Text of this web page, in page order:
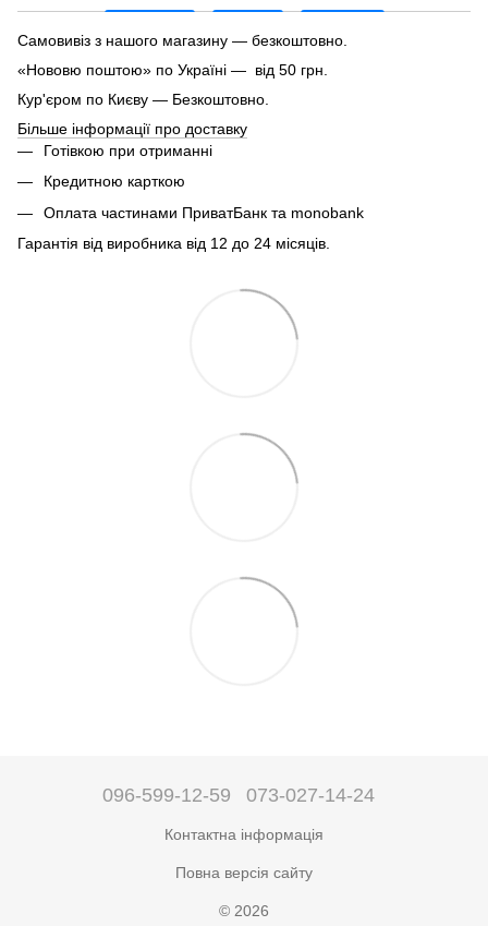
Самовивіз з нашого магазину — безкоштовно.
«Нововю поштою» по Україні — від 50 грн.
Кур'єром по Києву — Безкоштовно.
Більше інформації про доставку
Готівкою при отриманні
Кредитною карткою
Оплата частинами ПриватБанк та monobank
Гарантія від виробника від 12 до 24 місяців.
096-599-12-59 073-027-14-24
Контактна інформація
Повна версія сайту
© 2026